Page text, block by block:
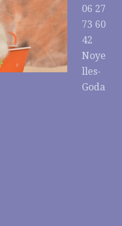
06 27
73 60
42
Noye
lles-
Goda